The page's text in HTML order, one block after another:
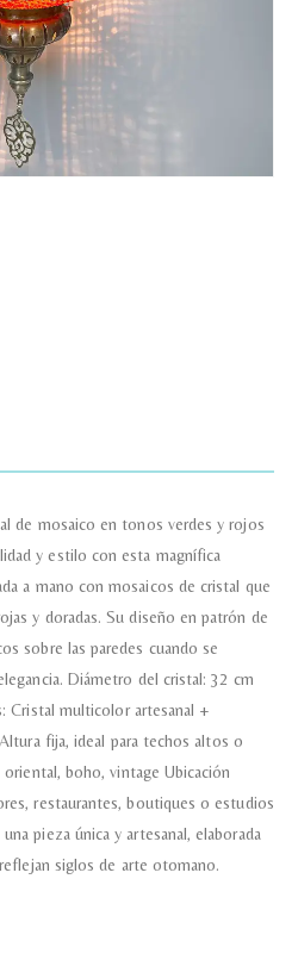
de mosaico en tonos verdes y rojos
y estilo con esta magnífica
a mano con mosaicos de cristal que
y doradas. Su diseño en patrón de
sobre las paredes cuando se
Diámetro del cristal: 32 cm
Cristal multicolor artesanal +
fija, ideal para techos altos o
boho, vintage Ubicación
restaurantes, boutiques o estudios
pieza única y artesanal, elaborada
siglos de arte otomano.